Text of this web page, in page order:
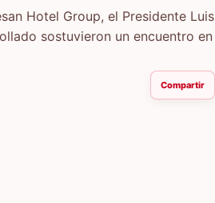
Hotel Group, el Presidente Luis
sostuvieron un encuentro en
Compartir